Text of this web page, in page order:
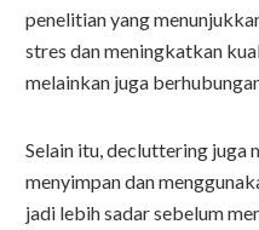
penelitian yang
stres dan meningkatkan
melainkan juga
Selain itu, decluttering juga
menyimpan dan
jadi lebih sadar sebelum